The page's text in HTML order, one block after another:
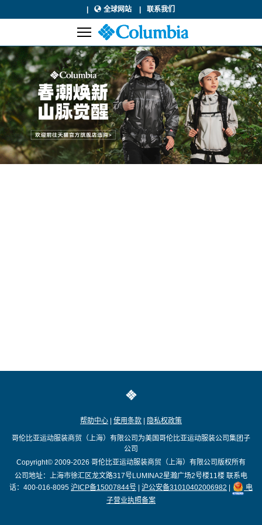
全球网站 联系我们
帮助中心 使用条款 隐私权政策
哥伦比亚运动服装商贸（上海）有限公司为美国哥伦比亚运动服装公司集团子
公司
Copyright© 2009-2026 哥伦比亚运动服装商贸（上海）有限公司版权所有
公司地址：上海市徐汇区龙文路317号LUMINA2星瀚广场2号楼11楼 联系电
话：400-016-8095 沪ICP备15007844号 沪公安备31010402006982
电
子营业执照备案